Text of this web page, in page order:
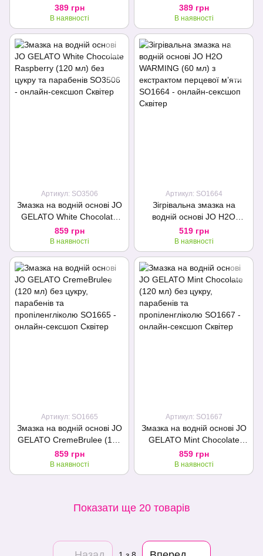
подушечка) стискуваний
389 грн
В наявності
Raspberry (30 мл) без цукру
та парабенів
389 грн
В наявності
Артикул: SO3506
Змазка на водній основі JO
GELATO White Chocolate
Raspberry (120 мл) без
цукру та парабенів
859 грн
В наявності
Артикул: SO1664
Зігрівальна змазка на
водній основі JO H2O
WARMING (60 мл) з
екстрактом перцевої м’яти
519 грн
В наявності
Артикул: SO1665
Змазка на водній основі JO
GELATO CremeBrulee (120
мл) без цукру, парабенів та
пропіленгліколю
859 грн
В наявності
Артикул: SO1667
Змазка на водній основі JO
GELATO Mint Chocolate
(120 мл) без цукру,
парабенів та
пропіленгліколю
859 грн
В наявності
Показати ще 20 товарів